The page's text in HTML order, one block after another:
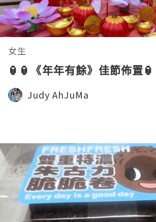
女生
🏮🏮《年年有餘》佳節佈置
Judy AhJuMa